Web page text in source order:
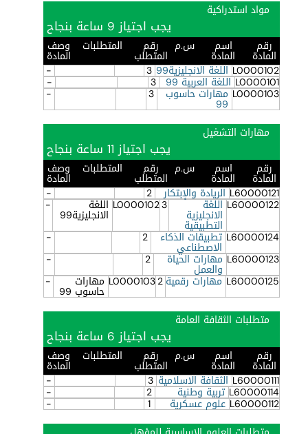
مواد استدراكية
يجب اجتياز 9 ساعة بنجاح
رقم
المادة
اسم
المادة
س.م رقم
المتطلب
المتطلبات وصف
المادة
L0000102 اللغة الانجليزية99 3
-
L0000101 اللغة العربية 99 3
-
L0000103 مهارات حاسوب
99
3
-
مهارات التشغيل
يجب اجتياز 11 ساعة بنجاح
رقم
المادة
اسم
المادة
س.م رقم
المتطلب
المتطلبات وصف
المادة
L60000121 الريادة والإبتكار 2
-
L60000122 اللغة
الانجليزية
التطبيقية
3
L0000102 اللغة
الانجليزية99
-
L60000124 تطبيقات الذكاء
الاصطناعي
2
-
L60000123 مهارات الحياة
والعمل
2
-
L60000125 مهارات رقمية2
L0000103 مهارات
حاسوب 99
-
متطلبات الثقافة العامة
يجب اجتياز 6 ساعة بنجاح
رقم
المادة
اسم
المادة
س.م رقم
المتطلب
المتطلبات وصف
المادة
L60000111 الثقافة الاسلامية 3
-
L60000114 تربية وطنية 2
-
L60000112 علوم عسكرية 1
-